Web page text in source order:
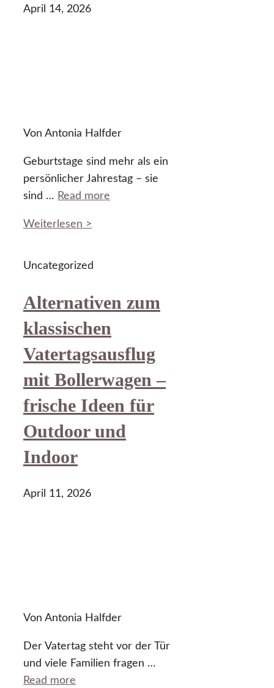
April 14, 2026
Von Antonia Halfder
Geburtstage sind mehr als ein
persönlicher Jahrestag – sie
sind … Read more
Weiterlesen >
Uncategorized
Alternativen zum
klassischen
Vatertagsausflug
mit Bollerwagen –
frische Ideen für
Outdoor und
Indoor
April 11, 2026
Von Antonia Halfder
Der Vatertag steht vor der Tür
und viele Familien fragen …
Read more